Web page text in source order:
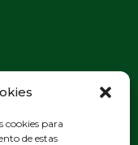
cookies para
de estas